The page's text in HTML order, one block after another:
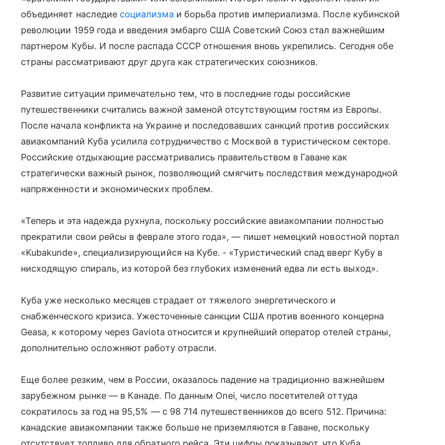
объединяет наследие социализма и борьба против империализма. После кубинской
революции 1959 года и введения эмбарго США Советский Союз стал важнейшим
партнером Кубы. И после распада СССР отношения вновь укрепились. Сегодня обе
страны рассматривают друг друга как стратегических союзников.
Развитие ситуации примечательно тем, что в последние годы российские
путешественники считались важной заменой отсутствующим гостям из Европы.
После начала конфликта на Украине и последовавших санкций против российских
авиакомпаний Куба усилила сотрудничество с Москвой в туристическом секторе.
Российские отдыхающие рассматривались правительством в Гаване как
стратегически важный рынок, позволяющий смягчить последствия международной
напряженности и экономических проблем.
«Теперь и эта надежда рухнула, поскольку российские авиакомпании полностью
прекратили свои рейсы в феврале этого года», — пишет немецкий новостной портал
«Kubakunde», специализирующийся на Кубе. - «Туристический спад вверг Кубу в
нисходящую спираль, из которой без глубоких изменений едва ли есть выход».
Куба уже несколько месяцев страдает от тяжелого энергетического и
снабженческого кризиса. Ужесточенные санкции США против военного концерна
Geasa, к которому через Gaviota относится и крупнейший оператор отелей страны,
дополнительно осложняют работу отрасли.
Еще более резким, чем в России, оказалось падение на традиционно важнейшем
зарубежном рынке — в Канаде. По данным Onei, число посетителей оттуда
сократилось за год на 95,5% — с 98 714 путешественников до всего 512. Причина:
канадские авиакомпании также больше не приземляются в Гаване, поскольку